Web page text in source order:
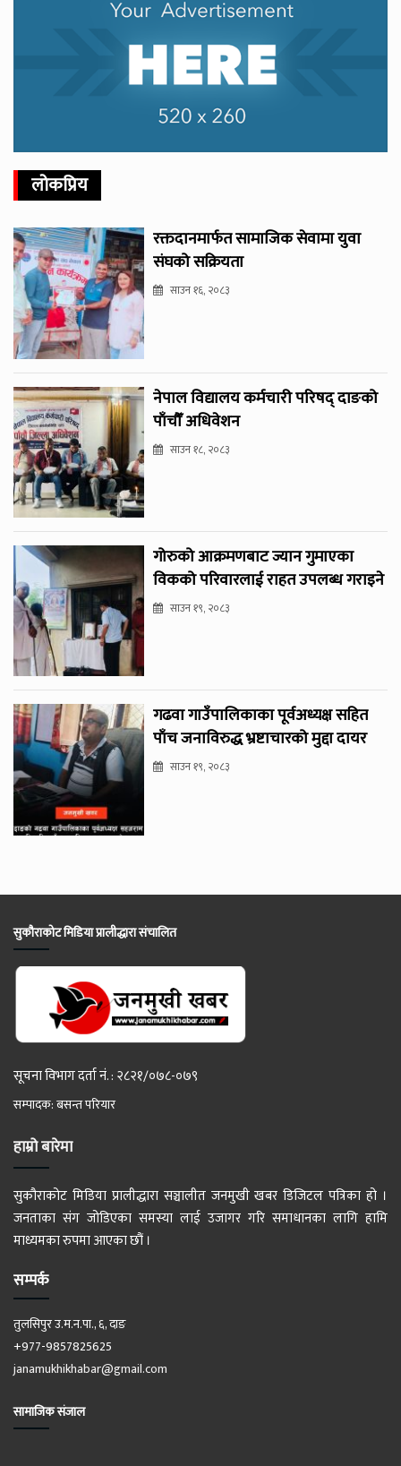
लोकप्रिय
रक्तदानमार्फत सामाजिक सेवामा युवा
संघको सक्रियता
साउन १६, २०८३
नेपाल विद्यालय कर्मचारी परिषद् दाङको
पाँचौँ अधिवेशन
साउन १८, २०८३
गोरुको आक्रमणबाट ज्यान गुमाएका
विकको परिवारलाई राहत उपलब्ध गराइने
साउन १९, २०८३
गढवा गाउँपालिकाका पूर्वअध्यक्ष सहित
पाँच जनाविरुद्ध भ्रष्टाचारको मुद्दा दायर
साउन १९, २०८३
सुकौराकोट मिडिया प्रालीद्धारा संचालित
सूचना विभाग दर्ता नं. : २८२१/०७८-०७९
सम्पादक: बसन्त परियार
हाम्रो बारेमा
सुकौराकोट मिडिया प्रालीद्धारा सञ्चालीत जनमुखी खबर डिजिटल पत्रिका हो ।
जनताका संग जोडिएका समस्या लाई उजागर गरि समाधानका लागि हामि
माध्यमका रुपमा आएका छौं ।
सम्पर्क
तुलसिपुर उ.म.न.पा., ६, दाङ
+977-9857825625
janamukhikhabar@gmail.com
सामाजिक संजाल